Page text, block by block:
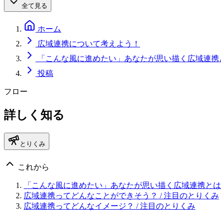
全て見る
ホーム
広域連携について考えよう！
「こんな風に進めたい」あなたが思い描く広域連携
投稿
フロー
詳しく知る
とりくみ
これから
「こんな風に進めたい」あなたが思い描く広域連携とは
広域連携ってどんなことができそう？ / 注目のとりくみ
広域連携ってどんなイメージ？ / 注目のとりくみ